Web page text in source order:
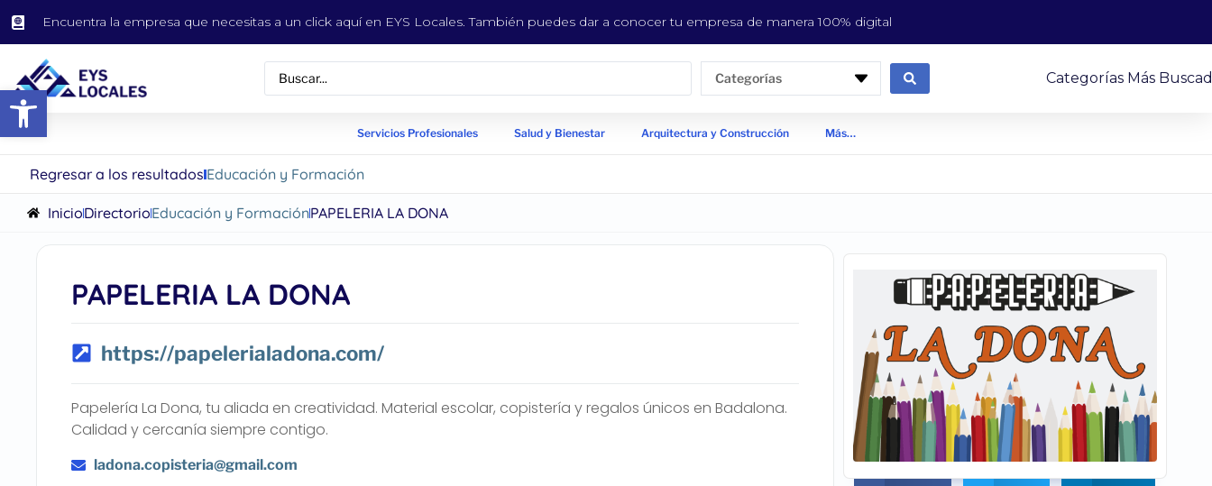
Abrir barra de herramientas
Encuentra la empresa que necesitas a un click aquí en EYS Locales. También puedes dar a conocer tu empresa de manera 100% digital
Categorías Categorías Más
Servicios Profesionales Salud y Bienestar Arquitectura y Construcción Más…
Regresar a los resultadosEducación y Formación
InicioDirectorioEducación y FormaciónPAPELERIA LA DONA
PAPELERIA LA DONA
https://papelerialadona.com/
Papelería La Dona, tu aliada en creatividad. Material escolar, copistería y regalos únicos en Badalona.
Calidad y cercanía siempre contigo.
ladona.copisteria@gmail.com